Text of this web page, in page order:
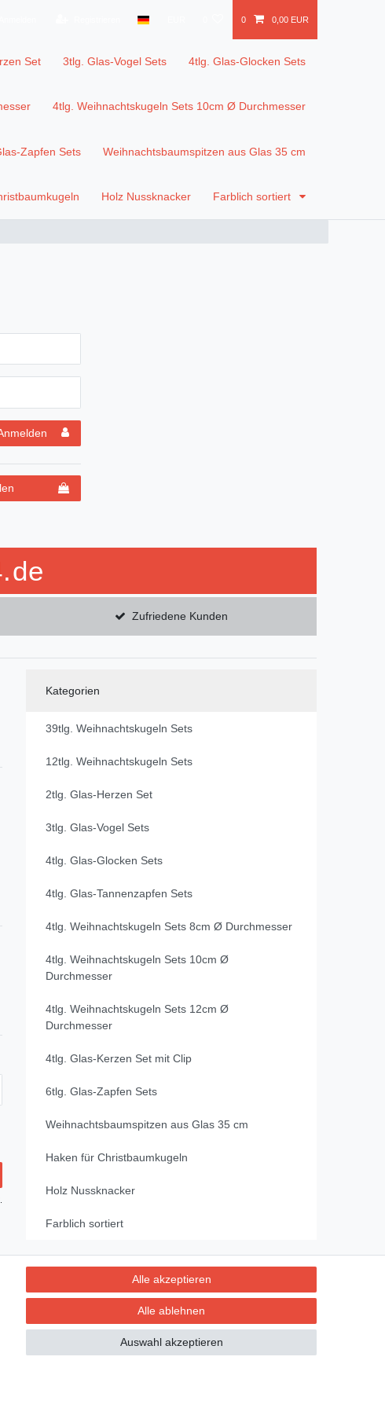
0 0,00 EUR
Set 3tlg. Glas-Vogel Sets 4tlg. Glas-Glocken Sets
4tlg. Weihnachtskugeln Sets 10cm Ø Durchmesser
Zapfen Sets Weihnachtsbaumspitzen aus Glas 35 cm
Holz Nussknacker Farblich sortiert
Zufriedene Kunden
Kategorien
39tlg. Weihnachtskugeln Sets
12tlg. Weihnachtskugeln Sets
2tlg. Glas-Herzen Set
3tlg. Glas-Vogel Sets
4tlg. Glas-Glocken Sets
4tlg. Glas-Tannenzapfen Sets
4tlg. Weihnachtskugeln Sets 8cm Ø Durchmesser
4tlg. Weihnachtskugeln Sets 10cm Ø
Durchmesser
4tlg. Weihnachtskugeln Sets 12cm Ø
Durchmesser
4tlg. Glas-Kerzen Set mit Clip
6tlg. Glas-Zapfen Sets
Weihnachtsbaumspitzen aus Glas 35 cm
Haken für Christbaumkugeln
Holz Nussknacker
Farblich sortiert
Alle akzeptieren
Alle ablehnen
Auswahl akzeptieren